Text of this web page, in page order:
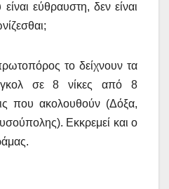
εύθραυστη, δεν είναι
το δείχνουν τα
γκολ σε 8 νίκες από 8
που ακολουθούν (Δόξα,
Εκκρεμεί και ο